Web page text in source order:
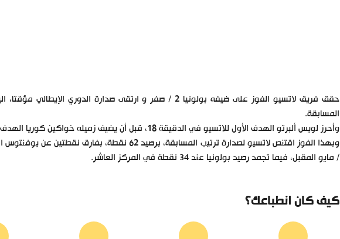
المسابقة.
وأحرز لويس ألبرتو الهدف الأول للاتسيو في الدقيقة 18، قبل أن يضيف زميله خواكين كوريا الهدف الثاني في الدقيقة 21.
وبهذا الفوز اقتنص لاتسيو لصدارة ترتيب المسابقة، برصيد 62
/ مايو المقبل، فيما تجمد رصيد بولونيا عند 34 نقطة في المركز العاشر.
كيف كان انطباعك؟